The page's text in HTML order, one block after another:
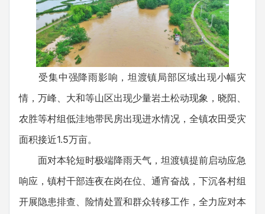
受集中强降雨影响，坦渡镇局部区域出现小幅灾
情，万峰、大和等山区出现少量岩土松动现象，晓阳、
农胜等村组低洼地带民房出现进水情况，全镇农田受灾
面积接近1.5万亩。
面对本轮短时极端降雨天气，坦渡镇提前启动应急
响应，镇村干部连夜在岗在位、通宵奋战，下沉各村组
开展隐患排查、险情处置和群众转移工作，全力应对本